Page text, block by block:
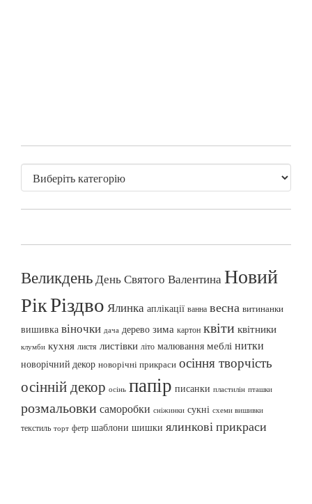
ВеликденьДень Святого ВалентинаНовий
РікРіздво Ялинка аплікації ванна весна витинанки
вишивка віночки дача дерево зима картон квіти квітники
клумби кухня листя листівки літо малювання меблі нитки
новорічний декор новорічні прикраси осіння творчість
осінній декор осінь папір писанки пластилін пташки
розмальовки саморобки сніжинки сукні схеми вишивки
текстиль торт фетр шаблони шишки ялинкові прикраси